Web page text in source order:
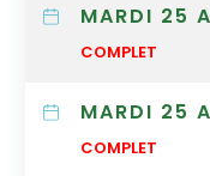
MARDI 25
COMPLET
MARDI 25
COMPLET